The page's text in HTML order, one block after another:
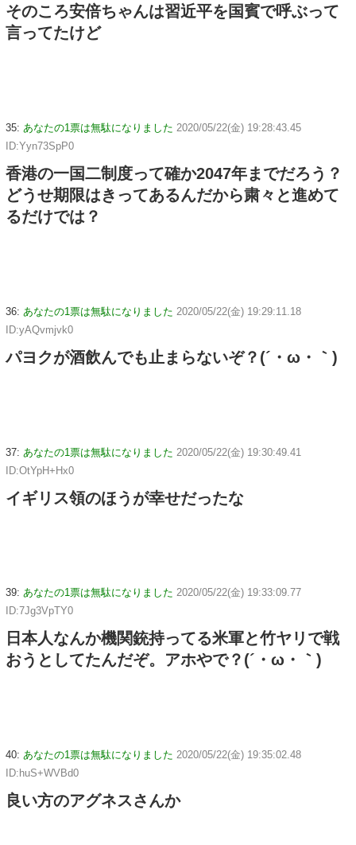
そのころ安倍ちゃんは習近平を国賓で呼ぶって
言ってたけど
35: あなたの1票は無駄になりました 2020/05/22(金) 19:28:43.45
ID:Yyn73SpP0
香港の一国二制度って確か2047年までだろう？
どうせ期限はきってあるんだから粛々と進めて
るだけでは？
36: あなたの1票は無駄になりました 2020/05/22(金) 19:29:11.18
ID:yAQvmjvk0
パヨクが酒飲んでも止まらないぞ？(´・ω・｀)
37: あなたの1票は無駄になりました 2020/05/22(金) 19:30:49.41
ID:OtYpH+Hx0
イギリス領のほうが幸せだったな
39: あなたの1票は無駄になりました 2020/05/22(金) 19:33:09.77
ID:7Jg3VpTY0
日本人なんか機関銃持ってる米軍と竹ヤリで戦
おうとしてたんだぞ。アホやで？(´・ω・｀)
40: あなたの1票は無駄になりました 2020/05/22(金) 19:35:02.48
ID:huS+WVBd0
良い方のアグネスさんか